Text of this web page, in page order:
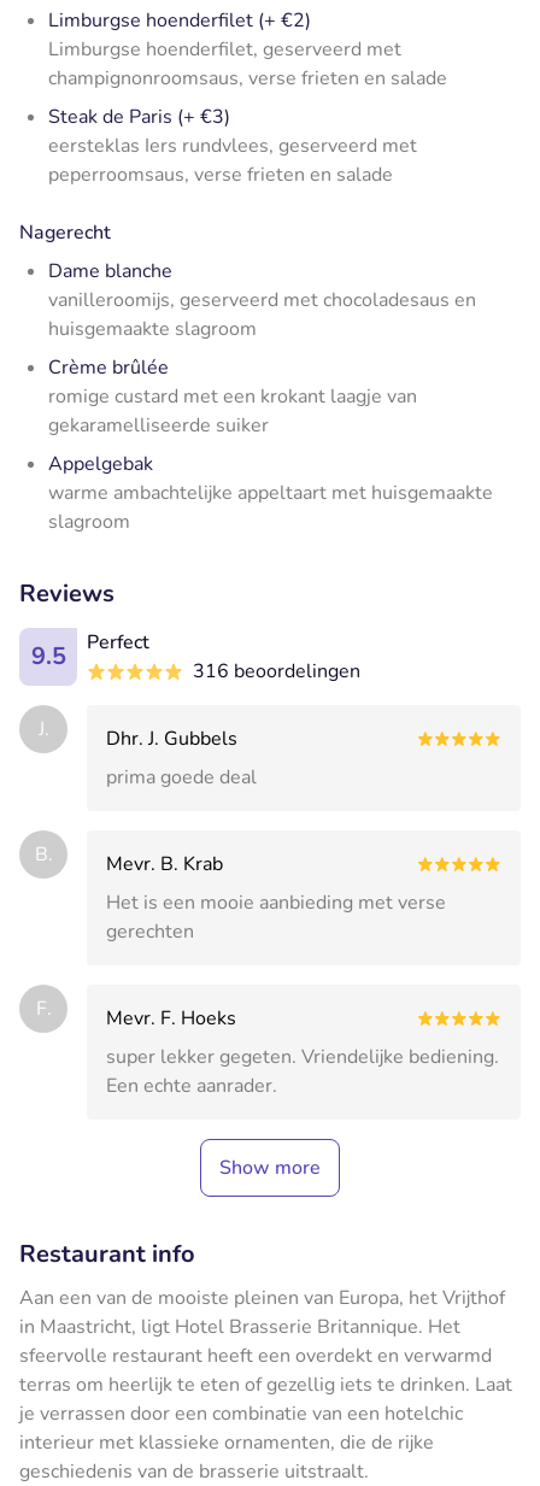
Limburgse hoenderfilet (+ €2)
Limburgse hoenderfilet, geserveerd met
champignonroomsaus, verse frieten en salade
Steak de Paris (+ €3)
eersteklas Iers rundvlees, geserveerd met
peperroomsaus, verse frieten en salade
Nagerecht
Dame blanche
vanilleroomijs, geserveerd met chocoladesaus en
huisgemaakte slagroom
Crème brûlée
romige custard met een krokant laagje van
gekaramelliseerde suiker
Appelgebak
warme ambachtelijke appeltaart met huisgemaakte
slagroom
Reviews
9.5
Perfect
316 beoordelingen
J.
Dhr. J. Gubbels
prima goede deal
B.
Mevr. B. Krab
Het is een mooie aanbieding met verse
gerechten
F.
Mevr. F. Hoeks
super lekker gegeten. Vriendelijke bediening.
Een echte aanrader.
Show more
Restaurant info
Aan een van de mooiste pleinen van Europa, het Vrijthof
in Maastricht, ligt Hotel Brasserie Britannique. Het
sfeervolle restaurant heeft een overdekt en verwarmd
terras om heerlijk te eten of gezellig iets te drinken. Laat
je verrassen door een combinatie van een hotelchic
interieur met klassieke ornamenten, die de rijke
geschiedenis van de brasserie uitstraalt.